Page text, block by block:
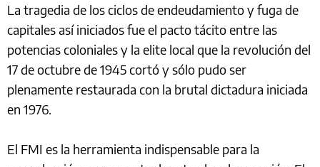
La tragedia de los ciclos de endeudamiento y fuga de
capitales así iniciados fue el pacto tácito entre las
potencias coloniales y la elite local que la revolución del
17 de octubre de 1945 cortó y sólo pudo ser
plenamente restaurada con la brutal dictadura iniciada
en 1976.
El FMI es la herramienta indispensable para la